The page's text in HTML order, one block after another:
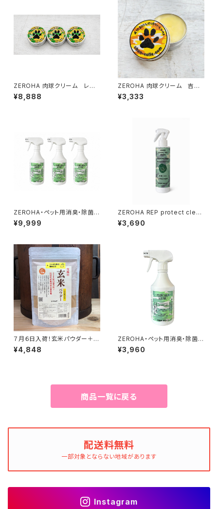
ZEROHA 肉球クリーム レモ
ンユーカリの香りタイプ 犬猫
用 約33g×3個セット
¥8,888
ZEROHA 肉球クリーム 吉野
ひのきの香りタイプ 犬猫用
約33g
¥3,333
ZEROHA・ペット用消臭・除菌ス
プレークスノキタイプ 約520m
l×3本セット
¥9,999
ZEROHA REP protect clean
care 爬虫類ケアスプレー 約22
0ml
¥3,690
７月６日入荷！玄米パウダー＋じ
ゃばら果皮入り 500g
¥4,848
ZEROHA・ペット用消臭・除菌ス
プレー クスノキタイプ 約52
0ml
¥3,960
商品一覧に戻る
配送料無料
一部対象とならない地域があります
Instagram